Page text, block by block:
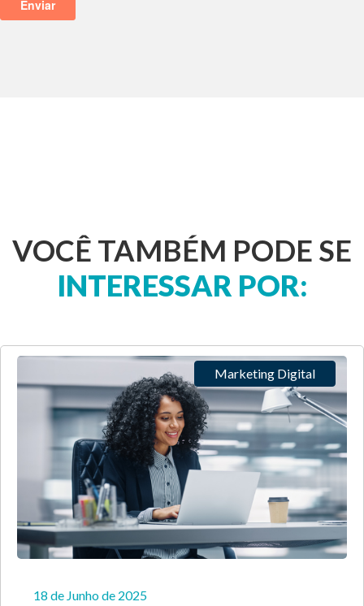
VOCÊ TAMBÉM PODE SE
INTERESSAR POR:
Marketing Digital
18 de Junho de 2025